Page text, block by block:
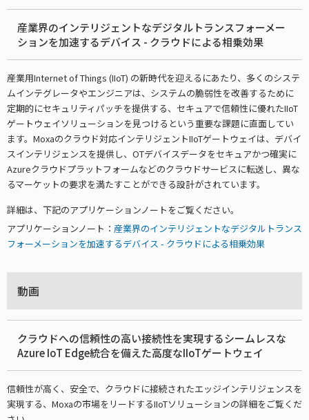
産業界のインテリジェントなデジタルトランスフォーメー
ションを加速するデバイス - クラウドによる相乗効果
産業用Internet of Things (IIoT) の新時代を迎えるにあたり、多くのシステ
ムインテグレータやエンジニアは、システムの脆弱性を改善するために
定期的にセキュリティパッチを提供する、セキュアで信頼性に優れたIIoT
ゲートウェイソリューションを見つけるという重要な課題に直面してい
ます。Moxaのクラウド対応インテリジェントIIoTゲートウェイは、デバイ
スインテリジェンスを提供し、OTデバイスデータをセキュアかつ確実に
Azureクラウドプラットフォームなどのクラウドサービスに転送し、異な
るマーケットの要求を満たすことができる設計がされています。
詳細は、下記のアプリケーションノートをご覧ください。
アプリケーションノート： 産業界のインテリジェントなデジタルトランス
フォーメーションを加速するデバイス - クラウドによる相乗効果
動画
クラウドへの信頼性の高い接続性を実現するシームレスな
Azure IoT Edge統合を備えた高度なIIoTゲートウェイ
信頼性が高く、安全で、クラウドに接続されたエッジインテリジェンスを
実現する、Moxaの市場をリードするIIoTソリューションの詳細をご覧くだ